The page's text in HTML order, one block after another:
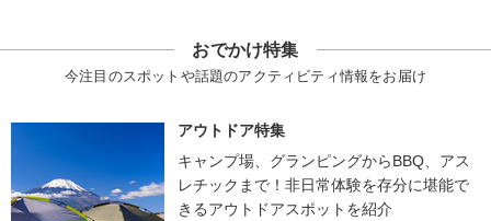
おでかけ特集
今注目のスポットや話題のアクティビティ情報をお届け
アウトドア特集
キャンプ場、グランピングからBBQ、アス
レチックまで！非日常体験を存分に堪能で
きるアウトドアスポットを紹介